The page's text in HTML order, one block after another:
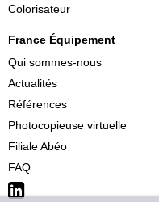
Colorisateur
France Équipement
Qui sommes-nous
Actualités
Références
Photocopieuse virtuelle
Filiale Abéo
FAQ